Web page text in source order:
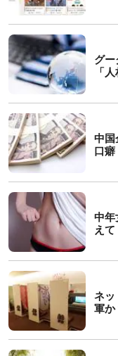
グ
「
中国
口癖
中年
えて
ネッ
軍か